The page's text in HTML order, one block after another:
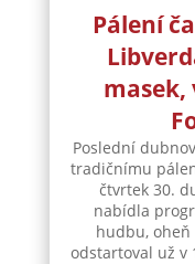
Pálení
Poslední
tradičnímu
čtvrtek 30.
nabídla
hudbu, oheň
odstartoval už v